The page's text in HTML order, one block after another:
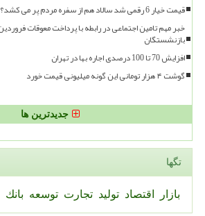
قیمت خیار 6 رقمی شد سالاد هم از سفره مردم پر می کشد؟
خبر مهم تامین اجتماعی در رابطه با پرداخت معوقات
بازنشستگان
افزایش 70 تا 100 درصدی اجاره بها در تهران
گوشت ۴ هزار تومانی این گونه میلیونی قیمت خورد
جدیدترین ها
تگها
بازار اقتصاد تولید تجارت توسعه بانك